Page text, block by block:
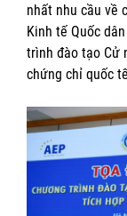
nhất nhu cầu về
Kinh tế Quốc
trình đào tạo Cử
chứng chỉ quốc